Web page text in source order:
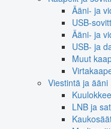
Ääni- ja
USB-
Ääni- ja
USB- ja
Muut
Viestintä ja ääni
LNB ja